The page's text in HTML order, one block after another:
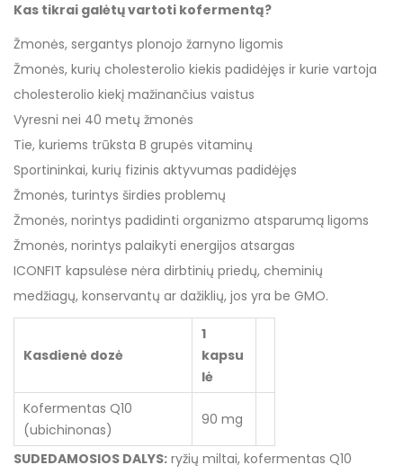
Kas tikrai galėtų vartoti kofermentą?
Žmonės, sergantys plonojo žarnyno ligomis
Žmonės, kurių cholesterolio kiekis padidėjęs ir kurie vartoja
cholesterolio kiekį mažinančius vaistus
Vyresni nei 40 metų žmonės
Tie, kuriems trūksta B grupės vitaminų
Sportininkai, kurių fizinis aktyvumas padidėjęs
Žmonės, turintys širdies problemų
Žmonės, norintys padidinti organizmo atsparumą ligoms
Žmonės, norintys palaikyti energijos atsargas
ICONFIT kapsulėse nėra dirbtinių priedų, cheminių
medžiagų, konservantų ar dažiklių, jos yra be GMO.
Kasdienė dozė
1
kapsu
lė
Kofermentas Q10
(ubichinonas)
90 mg
SUDEDAMOSIOS DALYS: ryžių miltai, kofermentas Q10